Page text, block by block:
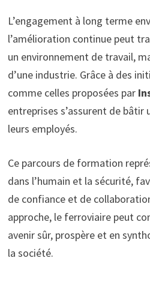
L’engagement à long terme
l’amélioration continue peut
un environnement de travail,
d’une industrie. Grâce à des
comme celles proposées par
entreprises s’assurent de bâtir
leurs employés.
Ce parcours de formation
dans l’humain et la sécurité,
de confiance et de
approche, le ferroviaire peut
avenir sûr, prospère et en
la société.